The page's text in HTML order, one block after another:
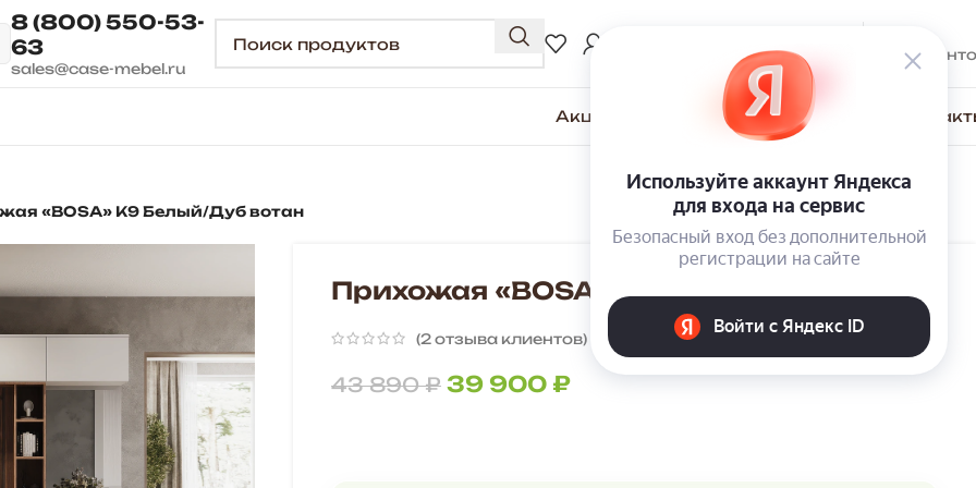
8 (800) 550-53-
63
sales@case-mebel.ru
Акции Для покупателей О компании
«BOSA» К9 Белый/Дуб вотан
Прихожая «BOSA» К9 Белый/Дуб вотан
(2отзыва клиентов)
43 890₽ 39 900 ₽